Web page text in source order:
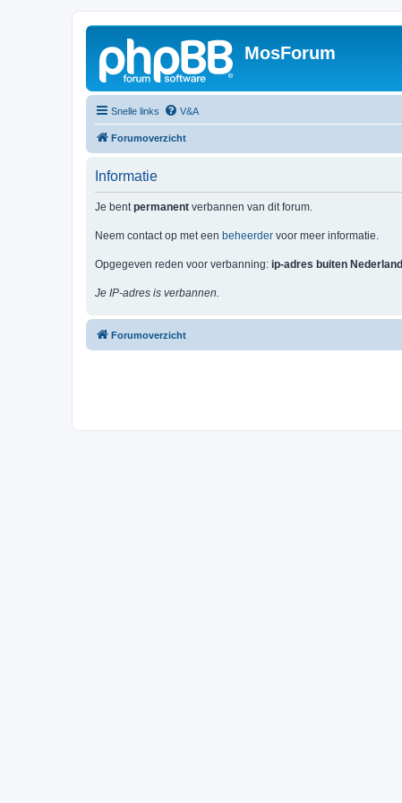
MosForum
Snelle links V&A
Forumoverzicht
Informatie
Je bentpermanent verbannen van dit forum.
Neem contact op met een beheerder voor meer informatie.
Opgegeven reden voor verbanning: ip-adres buiten Nederland
Je IP-adres is verbannen.
Forumoverzicht